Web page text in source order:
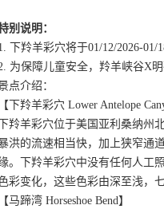
别说明：
下羚羊彩穴将于01/12/2026-
为保障儿童安全，羚羊峡谷X
点介绍：
【下羚羊彩穴 Lower Antelope
下羚羊彩穴位于美国亚利桑纳
洪的流速相当快，加上狭窄通
。下羚羊彩穴中没有任何人工
彩变化，这些色彩由深至浅，
【马蹄湾 Horseshoe Bend】